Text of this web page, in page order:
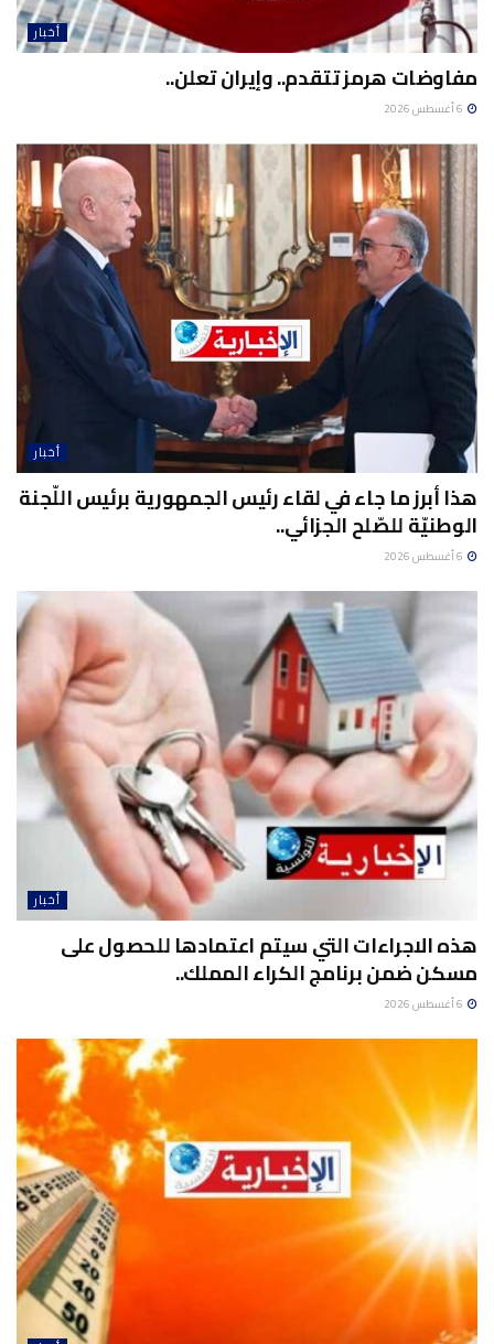
أخبار
مفاوضات هرمز تتقدم.. وإيران تعلن..
أخبار
هذا أبرز ما جاء في لقاء رئيس الجمهورية برئيس اللّجنة
الوطنيّة للصّلح الجزائي..
أخبار
هذه الاجراءات التي سيتم اعتمادها للحصول على
مسكن ضمن برنامج الكراء المملك..